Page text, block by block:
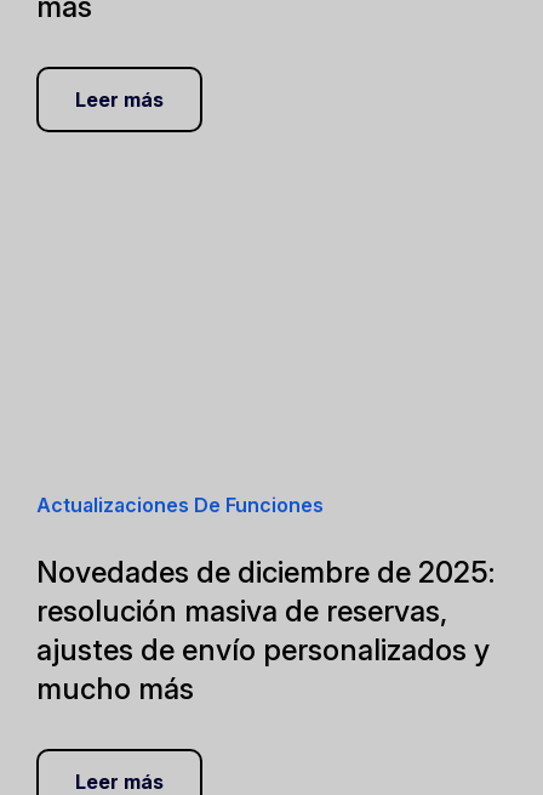
Leer más
Actualizaciones De Funciones
Novedades de diciembre de 2025:
resolución masiva de reservas,
ajustes de envío personalizados y
mucho más
Leer más